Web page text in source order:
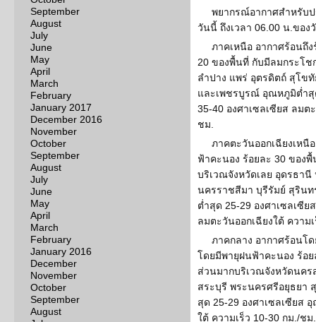
September
August
July
June
May
April
March
February
January 2017
December 2016
November
October
September
August
July
June
May
April
March
February
January 2016
December
November
October
September
August
พยากรณ์อากาศสำหรับป
วันนี้ ถึงเวลา 06.00 น.ของ
ภาคเหนือ อากาศร้อนถึ
20 ของพื้นที่ กับมีลมกระโช
ลำปาง แพร่ อุตรดิตถ์ สุโข
และเพชรบูรณ์ อุณหภูมิต่ำสุ
35-40 องศาเซลเซียส ลมต
ชม.
ภาคตะวันออกเฉียงเหนื
ฟ้าคะนอง ร้อยละ 30 ของ
บริเวณจังหวัดเลย อุดรธา
นครราชสีมา บุรีรัมย์ สุริน
ต่ำสุด 25-29 องศาเซลเซี
ลมตะวันออกเฉียงใต้ ความ
ภาคกลาง อากาศร้อนโ
โดยมีพายุฝนฟ้าคะนอง ร้อ
ส่วนมากบริเวณจังหวัดนค
สระบุรี พระนครศรีอยุธย
สุด 25-29 องศาเซลเซียส
ใต้ ความเร็ว 10-30 กม./ชม.